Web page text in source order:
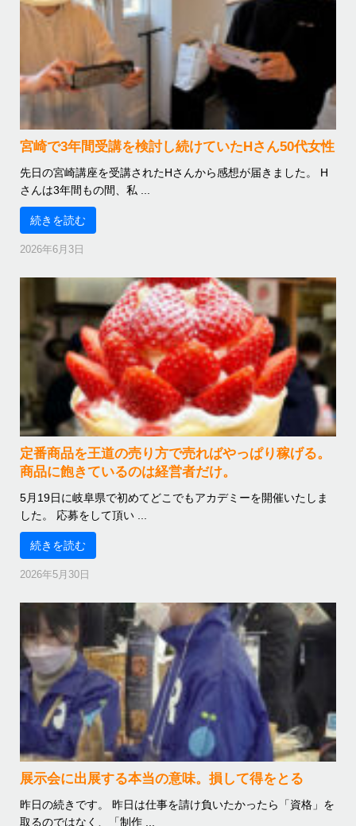
宮崎で3年間受講を検討し続けていたHさん50代女性
先日の宮崎講座を受講されたHさんから感想が届きました。 H
さんは3年間もの間、私 ...
続きを読む
2026年6月3日
定番商品を王道の売り方で売ればやっぱり稼げる。
商品に飽きているのは経営者だけ。
5月19日に岐阜県で初めてどこでもアカデミーを開催いたしま
した。 応募をして頂い ...
続きを読む
2026年5月30日
展示会に出展する本当の意味。損して得をとる
昨日の続きです。 昨日は仕事を請け負いたかったら「資格」を
取るのではなく、「制作 ...